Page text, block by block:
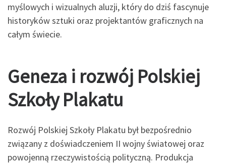
myślowych i wizualnych aluzji, który do dziś fascynuje
historyków sztuki oraz projektantów graficznych na
całym świecie.
Geneza i rozwój Polskiej
Szkoły Plakatu
Rozwój Polskiej Szkoły Plakatu był bezpośrednio
związany z doświadczeniem II wojny światowej oraz
powojenną rzeczywistością polityczną. Produkcja